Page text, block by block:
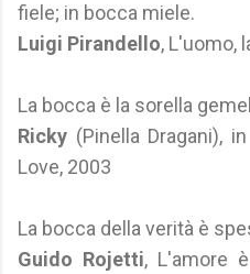
fiele; in bocca miele.
Luigi Pirandello, L'uomo,
La bocca è la sorella
Ricky (Pinella Dragani),
Love, 2003
La bocca della verità è
Guido Rojetti, L'amore